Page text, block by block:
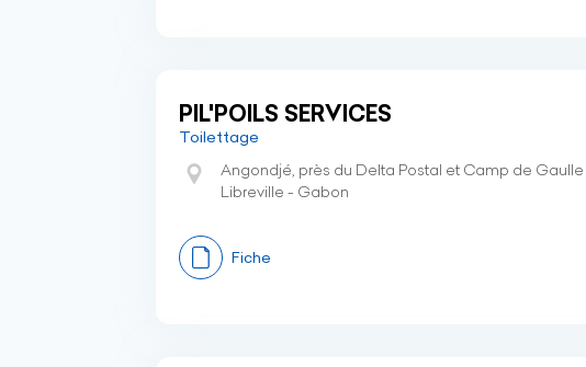
PIL'POILS SERVICES
Toilettage
Angondjé, près du Delta Postal et Camp de Gaulle
Libreville - Gabon
Fiche